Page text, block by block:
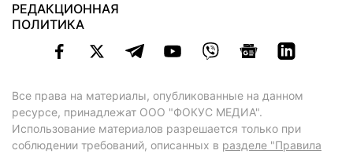
РЕДАКЦИОННАЯ
ПОЛИТИКА
Все права на материалы, опубликованные на данном
ресурсе, принадлежат ООО "ФОКУС МЕДИА".
Использование материалов разрешается только при
соблюдении требований, описанных в разделе "Правила